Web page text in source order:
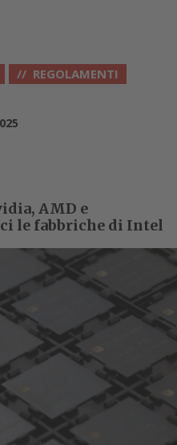
REGOLAMENTI
AMD e
le fabbriche di Intel